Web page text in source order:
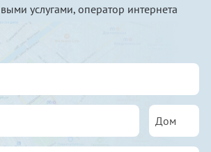
услугами, оператор интернета